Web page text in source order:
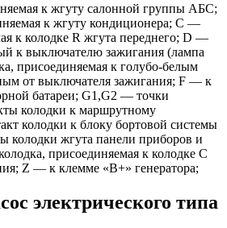
к жгуту салонной группы АБС;
к жгуту кондиционера; С —
к колодке R жгута переднего; D —
к выключателю зажигания (лампа
присоединяемая к голубо-белым
от выключателя зажигания; F — к
батареи; G1,G2 — точки
колодки к маршрутному
колодки к блоку бортовой системы
колодки жгута панели приборов и
присоединяемая к колодке С
Z — к клемме «В+» генератора;
электрического типа